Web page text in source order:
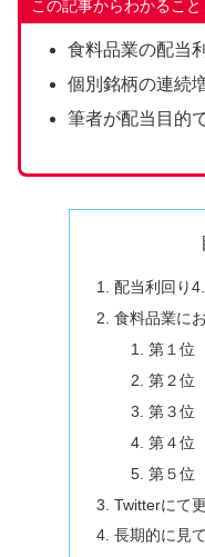
この記事からわかること
食料品業の配当
個別銘柄の連続
筆者が配当目的
配当利回り
食料品業に
第１
第２位
第３位
第４位
第５位
Twitterにて
長期的に見